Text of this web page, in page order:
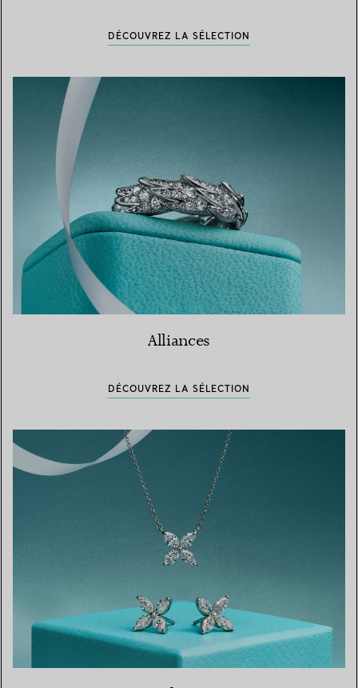
DÉCOUVREZ LA SÉLECTION
Alliances
DÉCOUVREZ LA SÉLECTION